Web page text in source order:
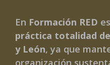
En Formación RED
práctica totalidad
y León, ya que